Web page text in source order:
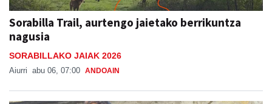
Sorabilla Trail, aurtengo jaietako berrikuntza
nagusia
SORABILLAKO JAIAK 2026
Aiurri abu 06, 07:00 ANDOAIN